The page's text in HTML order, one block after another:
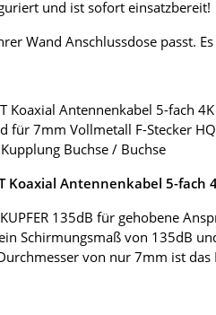
und ist sofort einsatzbereit!
Wand Anschlussdose passt.
Antennenkabel 5-fach 4K
für 7mm Vollmetall F-Stecker
Buchse / Buchse
Koaxial Antennenkabel 5-fach
135dB für gehobene
Schirmungsmaß von 135dB
von nur 7mm ist